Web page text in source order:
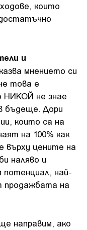
които
и
мнението си
това е
НИКОЙ не знае
бъдеще. Дори
които са на
на 100% как
върху цените на
наляво и
потенциал, най-
продажбата на
направим, ако